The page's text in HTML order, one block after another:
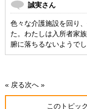
誠実さん
色々な介護施設を回り
た。わたしは入所者家族
腑に落ちるないようでし
« 戻る次へ »
このトピッ